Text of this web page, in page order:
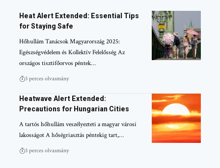
Heat Alert Extended: Essential Tips
for Staying Safe
Hőhullám Tanácsok Magyarország 2025:
Egészségvédelem és Kollektív Felelősség Az
országos tisztifőorvos péntek…
3 perces olvasmány
Heatwave Alert Extended:
Precautions for Hungarian Cities
A tartós hőhullám veszélyezteti a magyar városi
lakosságot A hőségriasztás péntekig tart,…
3 perces olvasmány